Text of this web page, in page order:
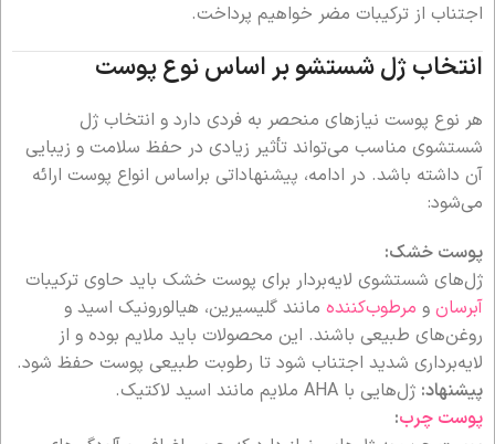
اجتناب از ترکیبات مضر خواهیم پرداخت.
انتخاب ژل شستشو بر اساس نوع پوست
هر نوع پوست نیازهای منحصر به فردی دارد و انتخاب ژل
شستشوی مناسب می‌تواند تأثیر زیادی در حفظ سلامت و زیبایی
آن داشته باشد. در ادامه، پیشنهاداتی براساس انواع پوست ارائه
می‌شود:
پوست خشک:
ژل‌های شستشوی لایه‌بردار برای پوست خشک باید حاوی ترکیبات
آبرسان و مرطوب‌کننده مانند گلیسیرین، هیالورونیک اسید و
روغن‌های طبیعی باشند. این محصولات باید ملایم بوده و از
لایه‌برداری شدید اجتناب شود تا رطوبت طبیعی پوست حفظ شود.
پیشنهاد: ژل‌هایی با AHA ملایم مانند اسید لاکتیک.
پوست چرب: